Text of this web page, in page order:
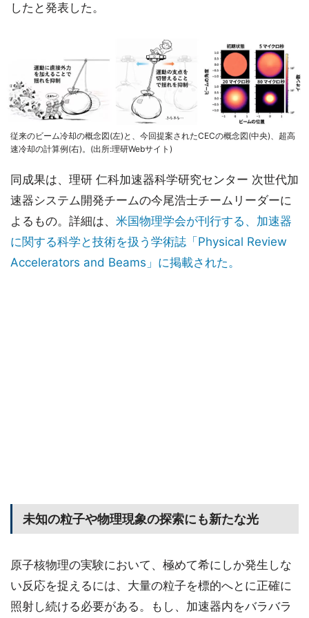
したと発表した。
従来のビーム冷却の概念図(左)と、今回提案されたCECの概念図(中央)、超高
速冷却の計算例(右)。(出所:理研Webサイト)
同成果は、理研 仁科加速器科学研究センター 次世代加
速器システム開発チームの今尾浩士チームリーダーに
よるもの。詳細は、 米国物理学会が刊行する、加速器
に関する科学と技術を扱う学術誌「Physical Review
Accelerators and Beams」に掲載された。
未知の粒子や物理現象の探索にも新たな光
原子核物理の実験において、極めて希にしか発生しな
い反応を捉えるには、大量の粒子を標的へとに正確に
照射し続ける必要がある。もし、加速器内をバラバラ